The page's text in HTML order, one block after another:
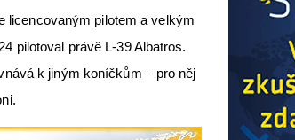
licencovaným pilotem a velkým
pilotoval právě L-39 Albatros.
k jiným koníčkům – pro něj